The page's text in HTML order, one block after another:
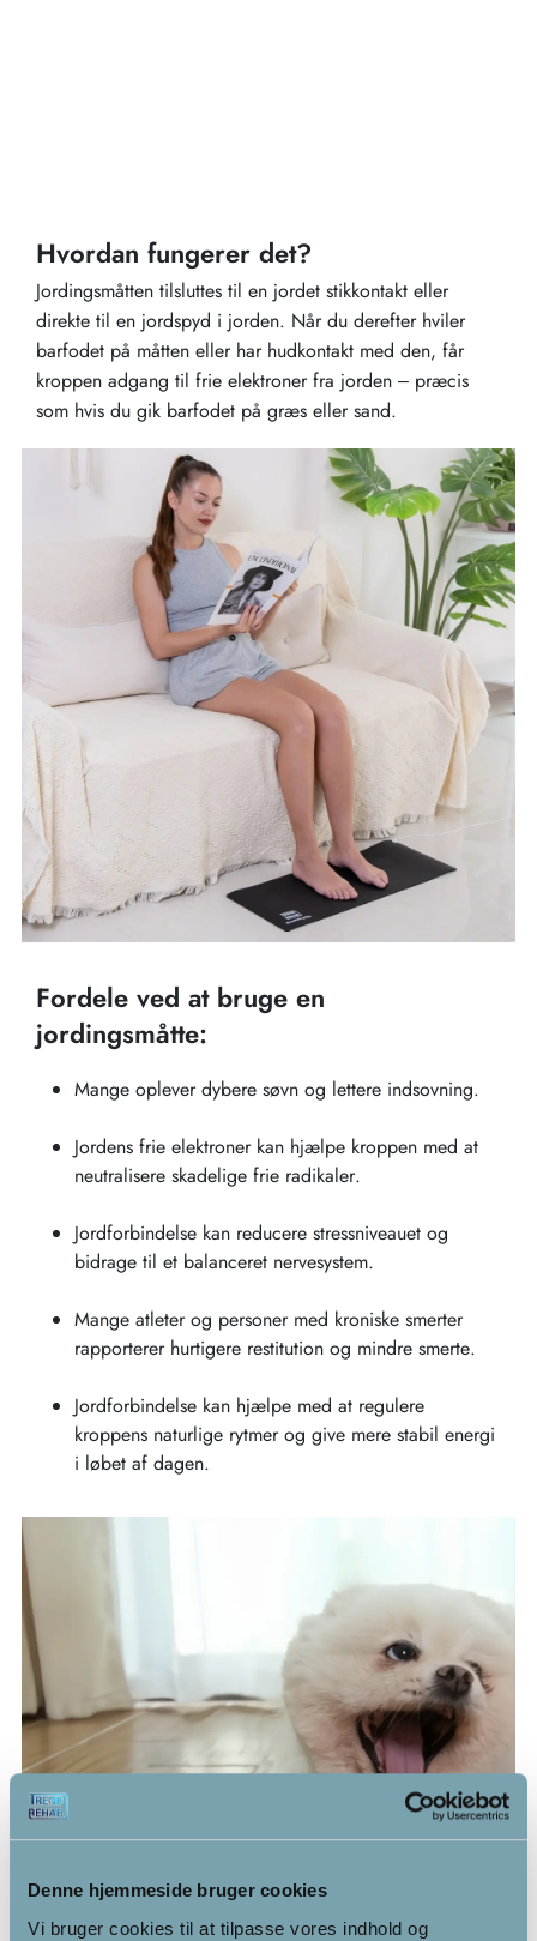
Denne hjemmeside bruger cookies
Vi bruger cookies til at tilpasse vores indhold og
Hvordan fungerer det?
Jordingsmåtten tilsluttes til en jordet stikkontakt eller
direkte til en jordspyd i jorden. Når du derefter hviler
barfodet på måtten eller har hudkontakt med den, får
kroppen adgang til frie elektroner fra jorden – præcis
som hvis du gik barfodet på græs eller sand.
Fordele ved at bruge en
jordingsmåtte:
Mange oplever dybere søvn og lettere indsovning.
Jordens frie elektroner kan hjælpe kroppen med at
neutralisere skadelige frie radikaler.
Jordforbindelse kan reducere stressniveauet og
bidrage til et balanceret nervesystem.
Mange atleter og personer med kroniske smerter
rapporterer hurtigere restitution og mindre smerte.
Jordforbindelse kan hjælpe med at regulere
kroppens naturlige rytmer og give mere stabil energi
i løbet af dagen.